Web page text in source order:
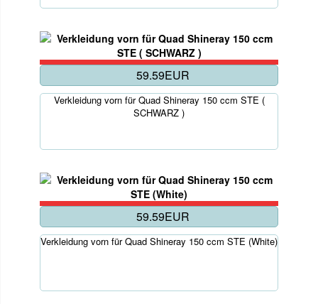
59.59EUR
Verkleidung vorn für Quad Shineray 150 ccm STE (
SCHWARZ )
59.59EUR
Verkleidung vorn für Quad Shineray 150 ccm STE (White)